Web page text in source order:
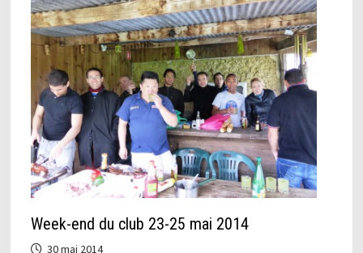
Week-end du club 23-25 mai 2014
30 mai 2014